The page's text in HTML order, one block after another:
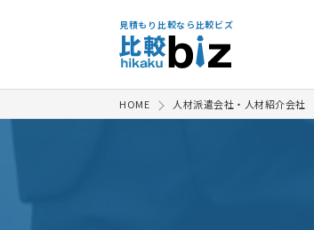
見積もり比較なら比較ビズ
HOME 人材派遣会社・人材紹介会社